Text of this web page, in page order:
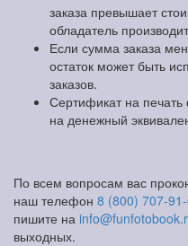
заказа превышает
обладатель
Если сумма заказа
остаток может быть
заказов.
Сертификат на печать
на денежный
По всем вопросам вас
наш телефон 8 (800) 707-
пишите на
выходных.